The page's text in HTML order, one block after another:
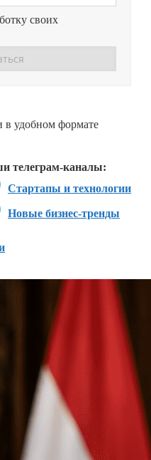
своих
в удобном формате
телеграм-каналы:
Стартапы и технологии
Новые бизнес-тренды